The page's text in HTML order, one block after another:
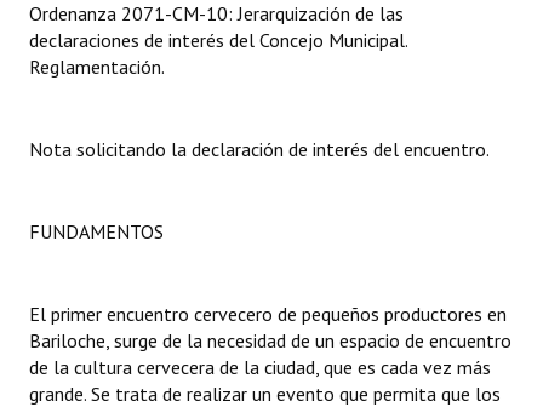
Digesto
Organigrama
Proyectos Presentados
Actas de Sesión
Informes de Unidad Coordinadora
Ordenanza 2071-CM-10: Jerarquización de las
declaraciones de interés del Concejo Municipal.
Reglamentación.
Nota solicitando la declaración de interés del encuentro.
FUNDAMENTOS
El primer encuentro cervecero de pequeños productores en
Bariloche, surge de la necesidad de un espacio de encuentro
de la cultura cervecera de la ciudad, que es cada vez más
grande. Se trata de realizar un evento que permita que los